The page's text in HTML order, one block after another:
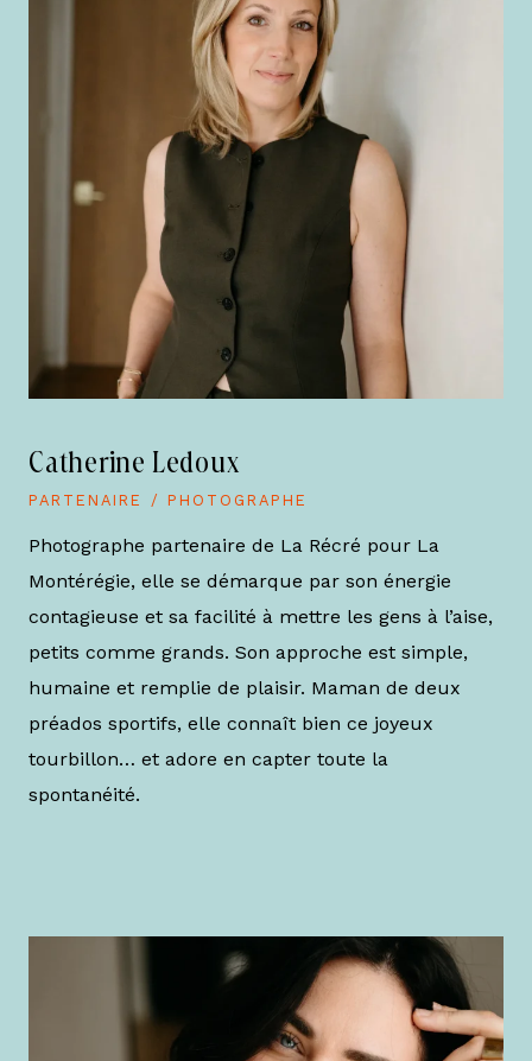
Catherine Ledoux
PARTENAIRE / PHOTOGRAPHE
Photographe partenaire de La Récré pour La
Montérégie, elle se démarque par son énergie
contagieuse et sa facilité à mettre les gens à l’aise,
petits comme grands. Son approche est simple,
humaine et remplie de plaisir. Maman de deux
préados sportifs, elle connaît bien ce joyeux
tourbillon… et adore en capter toute la
spontanéité.